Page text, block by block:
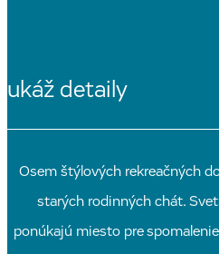
ukáž detaily
Osem štýlových rekreačných
starých rodinných chát.
ponúkajú miesto pre